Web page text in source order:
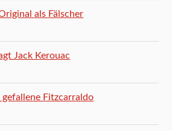
als Fälscher
Jack Kerouac
gefallene Fitzcarraldo